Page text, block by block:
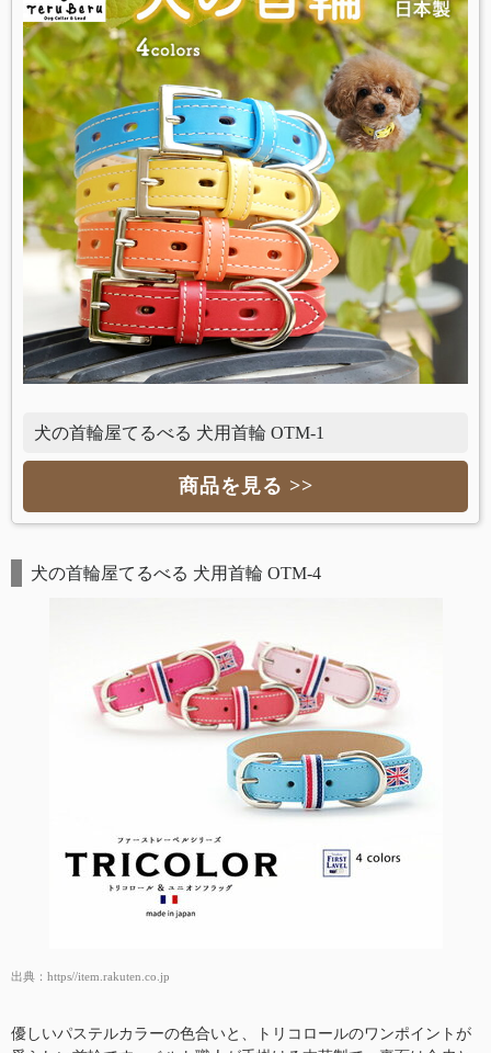
犬の首輪屋てるべる 犬用首輪 OTM-1
商品を見る >>
犬の首輪屋てるべる 犬用首輪 OTM-4
出典： https//item.rakuten.co.jp
優しいパステルカラーの色合いと、トリコロールのワンポイントが